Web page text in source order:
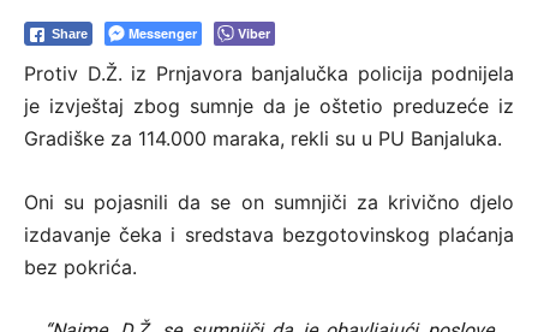
Share Messenger Viber
Protiv D.Ž. iz Prnjavora banjalučka policija podnijela
je izvještaj zbog sumnje da je oštetio preduzeće iz
Gradiške za 114.000 maraka, rekli su u PU Banjaluka.
Oni su pojasnili da se on sumnjiči za krivično djelo
izdavanje čeka i sredstava bezgotovinskog plaćanja
bez pokrića.